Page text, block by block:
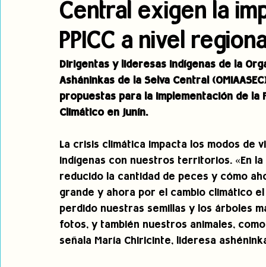
Pronunciamientos Observatorio de consulta previa
Central exigen la
PPICC a nivel
Dirigentas y lideresas indígenas de la
Asháninkas de la Selva Central
propuestas para la implementación de la
Climático en Junín.
La crisis climática impacta los modos de
indígenas con nuestros territorios. «En
reducido la cantidad de peces y cómo
grande y ahora por el cambio climático
perdido nuestras semillas y los árboles
fotos, y también nuestros animales,
señala María Chiricinte, lideresa